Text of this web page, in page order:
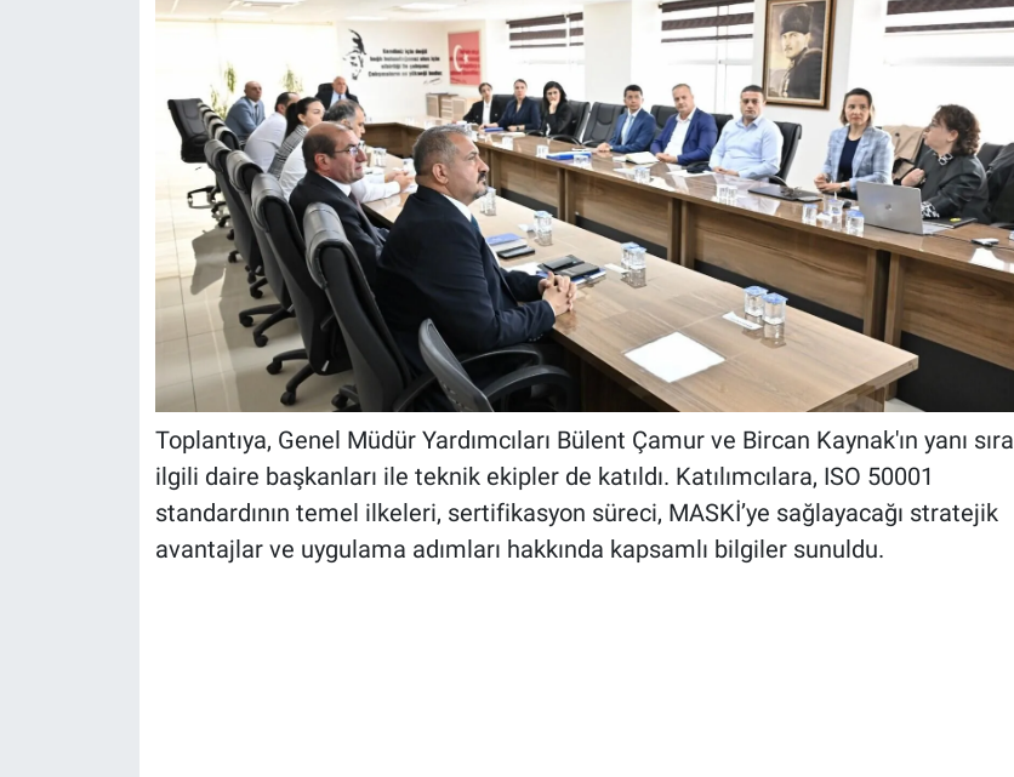
Toplantıya, Genel Müdür Yardımcıları Bülent Çamur ve Bircan Kaynak'ın yanı sıra
ilgili daire başkanları ile teknik ekipler de katıldı. Katılımcılara, ISO 50001
standardının temel ilkeleri, sertifikasyon süreci, MASKİ’ye sağlayacağı stratejik
avantajlar ve uygulama adımları hakkında kapsamlı bilgiler sunuldu.